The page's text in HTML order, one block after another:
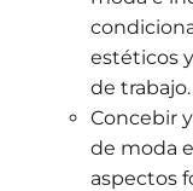
estéticos
de trabajo.
Concebir
de moda
aspectos